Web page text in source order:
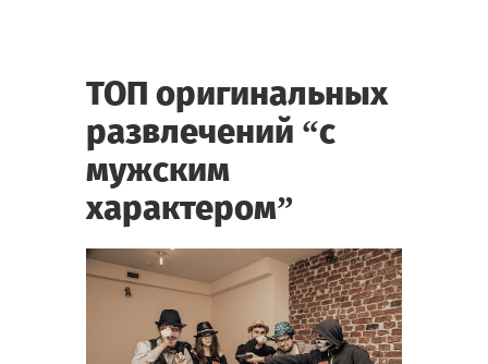
ТОП оригинальных
развлечений “с
мужским
характером”